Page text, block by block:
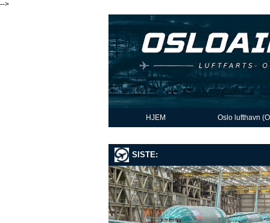
-->
HJEM Oslo lufthavn
SISTE: